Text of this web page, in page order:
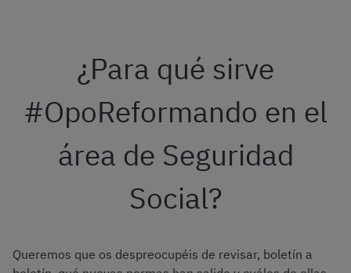
¿Para qué sirve
#OpoReformando en el
área de Seguridad
Social?
Queremos que os despreocupéis de revisar, boletín a